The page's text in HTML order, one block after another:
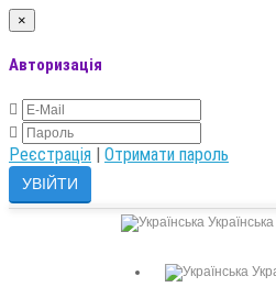
×
Авторизація
Реєстрація | Отримати пароль
Українська